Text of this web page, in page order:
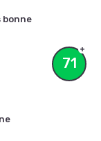
bonne
71